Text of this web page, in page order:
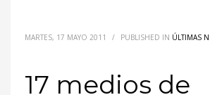
MARTES, 17 MAYO 2011 / PUBLISHED IN ÚLTIMAS
17 medios de